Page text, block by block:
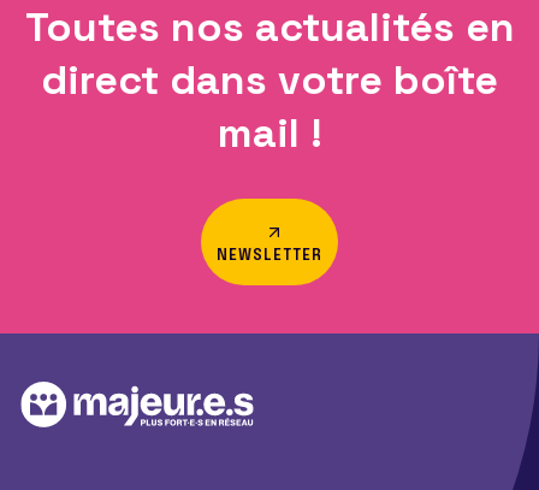
Toutes nos actualités en
direct dans votre boîte
mail !
NEWSLETTER